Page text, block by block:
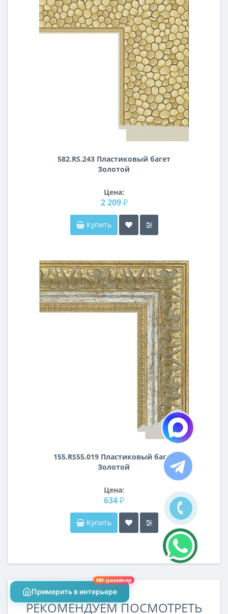
582.RS.243 Пластиковый багет
Золотой
Цена:
2 209 ₽
Купить
155.RS55.019 Пластиковый багет
Золотой
Цена:
634 ₽
Купить
РЕКОМЕНДУЕМ ПОСМОТРЕТЬ
Примерить в интерьере
ИИ-дизайнер